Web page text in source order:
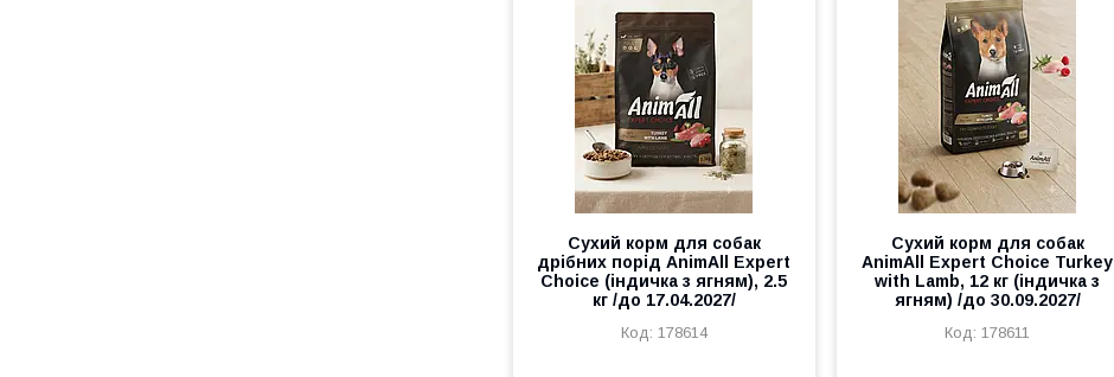
Сухий корм для собак
дрібних порід AnimAll Expert
Choice (індичка з ягням), 2.5
кг /до 17.04.2027/
178614
Сухий корм для собак
AnimAll Expert Choice Turkey
with Lamb, 12 кг (індичка з
ягням) /до 30.09.2027/
178611